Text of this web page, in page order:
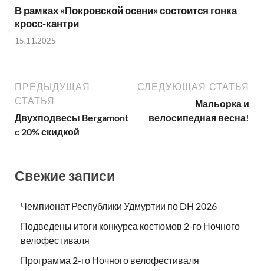
В рамках «Покровской осени» состоится гонка
кросс-кантри
15.11.2025
ПРЕДЫДУЩАЯ
СТАТЬЯ
Двухподвесы Bergamont
c 20% скидкой
СЛЕДУЮЩАЯ СТАТЬЯ
Мальорка и
велосипедная весна!
Свежие записи
Чемпионат Республики Удмуртии по DH 2026
Подведены итоги конкурса костюмов 2-го Ночного
велофестиваля
Программа 2-го Ночного велофестиваля